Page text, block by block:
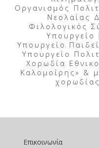
Οργανισμός
Νεολαίας
Φιλολογικός
Υπουργείο
Υπουργείο
Υπουργείο
Χορωδία
Καλομοίρης» &
Επικοινωνία